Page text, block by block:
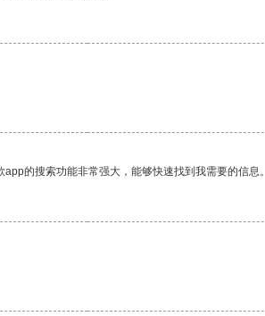
的搜索功能非常强大，能够快速找到我需要的信息。